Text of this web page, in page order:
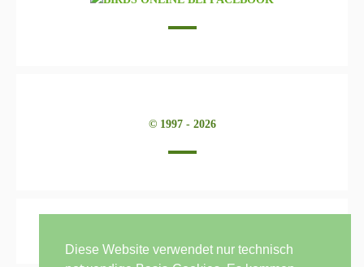
© 1997 - 2026
Diese Website verwendet nur technisch